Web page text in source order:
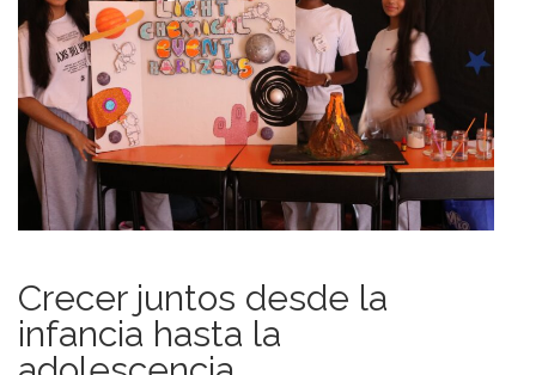
Crecer juntos desde la
infancia hasta la